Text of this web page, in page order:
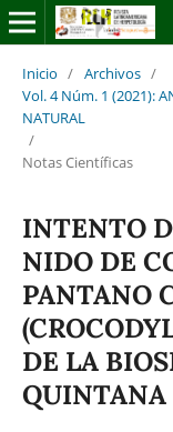
Inicio / Archivos /
Vol. 4 Núm. 1 (2021):
NATURAL
/
Notas Científicas
INTENTO
NIDO DE
PANTANO
DE LA
QUINTANA